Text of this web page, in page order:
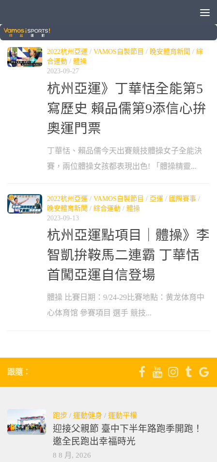
標籤：賴品儒
2022杭州亞運 / VAMOS自製節目 / 晚安體育新聞 / 綜
合運動 / 體操
2023-09-27
杭州亞運》丁華恬全能第5
寫歷史 賴品儒第9添信心拚
奧運門票
丁華恬、賴品儒今天出賽競技體操女子全能決
賽，兩位體操女孩都表現出色! 「體操精靈...
2022杭州亞運 / VAMOS自製節目 / 亞運 / 國際賽事 /
晚安體育新聞 / 綜合運動 / 體操
2023-09-13
杭州亞運點項目｜體操》李
智凱拚鞍馬二連霸 丁華恬
首闖亞運自信登場
體操 比賽日期：9/24-29比賽地點：黄龙体育中
心体育馆 參賽項目 選手 競技...
跟隨：
跑步 / 運動健身 / 運動平權
迎接父親節 臺中下半年路跑季開跑！
邀全民跑出幸福時光
8 8 月, 2026